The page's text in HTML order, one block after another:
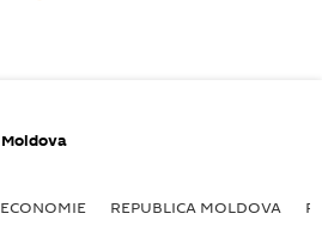
Moldova
ECONOMIE REPUBLICA MOLDOVA